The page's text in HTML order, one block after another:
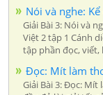
Nói và nghe:
Giải Bài 3: Nói và
Việt 2 tập 1 Cánh
tập phần đọc, viết,
Đọc: Mít làm
Giải Bài 3: Đọc: Mít